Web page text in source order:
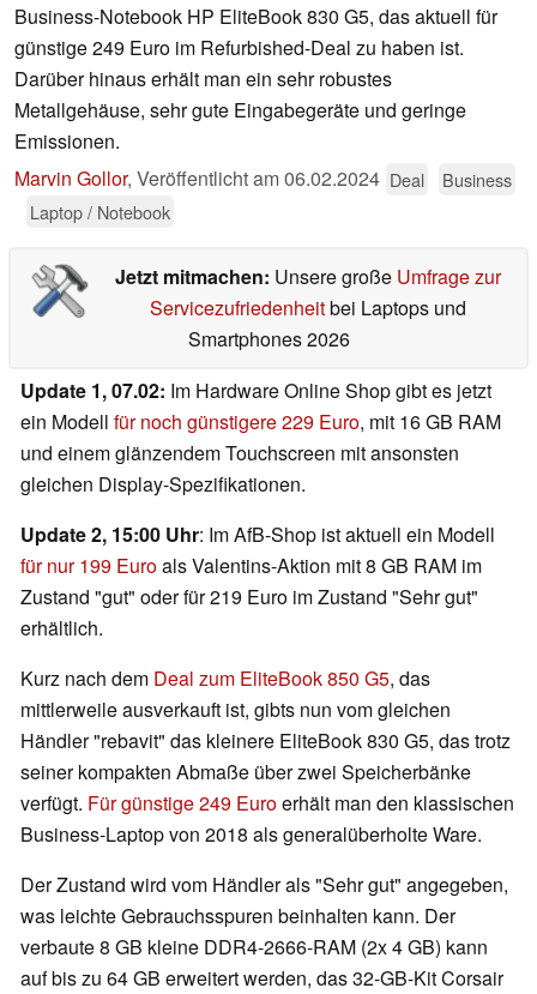
Business-Notebook HP EliteBook 830 G5, das aktuell für
günstige 249 Euro im Refurbished-Deal zu haben ist.
Darüber hinaus erhält man ein sehr robustes
Metallgehäuse, sehr gute Eingabegeräte und geringe
Emissionen.
Marvin Gollor, Veröffentlicht am06.02.2024 Deal
Business
Laptop / Notebook
Jetzt mitmachen: Unsere große Umfrage zur
Servicezufriedenheitbei Laptops und
Smartphones 2026
Update 1, 07.02: Im Hardware Online Shop gibt es jetzt
ein Modell für noch günstigere 229 Euro, mit 16 GB RAM
und einem glänzendem Touchscreen mit ansonsten
gleichen Display-Spezifikationen.
Update 2, 15:00 Uhr: Im AfB-Shop ist aktuell ein Modell
für nur 199 Euroals Valentins-Aktion mit 8 GB RAM im
Zustand "gut" oder für 219 Euro im Zustand "Sehr gut"
erhältlich.
Kurz nach dem Deal zum EliteBook 850 G5, das
mittlerweile ausverkauft ist, gibts nun vom gleichen
Händler "rebavit" das kleinere EliteBook 830 G5, das trotz
seiner kompakten Abmaße über zwei Speicherbänke
verfügt. Für günstige 249 Euroerhält man den klassischen
Business-Laptop von 2018 als generalüberholte Ware.
Der Zustand wird vom Händler als "Sehr gut" angegeben,
was leichte Gebrauchsspuren beinhalten kann. Der
verbaute 8 GB kleine DDR4-2666-RAM (2x 4 GB) kann
auf bis zu 64 GB erweitert werden, das 32-GB-Kit Corsair